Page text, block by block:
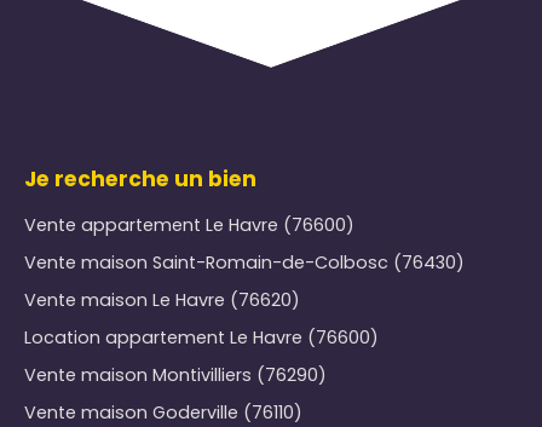
Je recherche un bien
Vente appartement Le Havre (76600)
Vente maison Saint-Romain-de-Colbosc (76430)
Vente maison Le Havre (76620)
Location appartement Le Havre (76600)
Vente maison Montivilliers (76290)
Vente maison Goderville (76110)